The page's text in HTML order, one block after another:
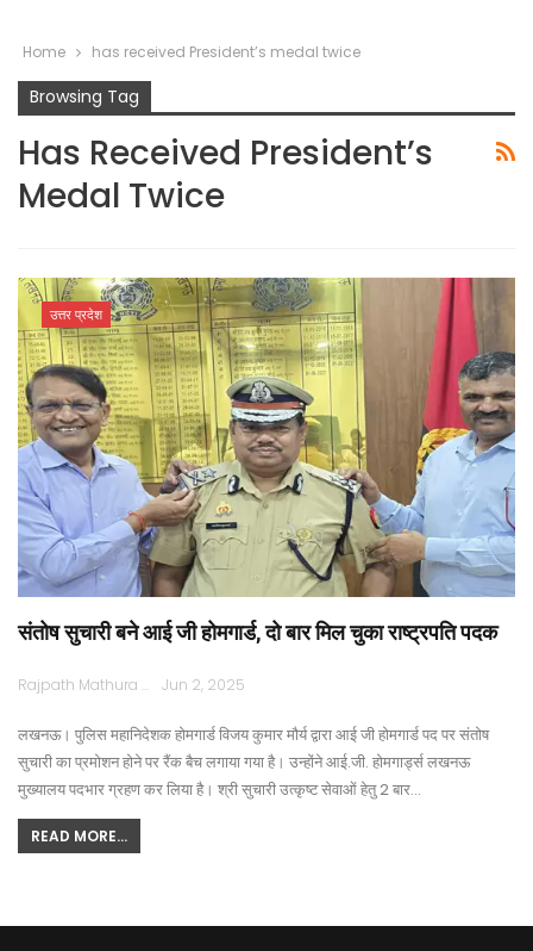
Home has received President’s medal twice
Browsing Tag
Has Received President’s
Medal Twice
उत्तर प्रदेश
संतोष सुचारी बने आई जी होमगार्ड, दो बार मिल चुका राष्ट्रपति पदक
Rajpath Mathura Jun 2, 2025
लखनऊ। पुलिस महानिदेशक होमगार्ड विजय कुमार मौर्य द्वारा आई जी होमगार्ड पद पर संतोष
सुचारी का प्रमोशन होने पर रैंक बैच लगाया गया है। उन्होंने आई.जी. होमगार्ड्स लखनऊ
मुख्यालय पदभार ग्रहण कर लिया है। श्री सुचारी उत्कृष्ट सेवाओं हेतु 2 बार…
READ MORE...